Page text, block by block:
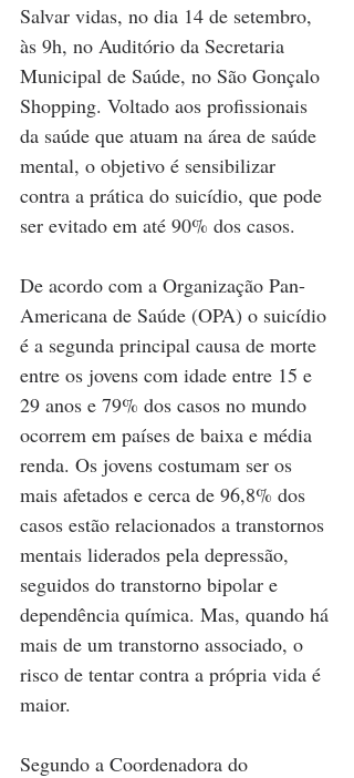
Salvar vidas, no dia 14 de setembro,
às 9h, no Auditório da Secretaria
Municipal de Saúde, no São Gonçalo
Shopping. Voltado aos profissionais
da saúde que atuam na área de saúde
mental, o objetivo é sensibilizar
contra a prática do suicídio, que pode
ser evitado em até 90% dos casos.
De acordo com a Organização Pan-
Americana de Saúde (OPA) o suicídio
é a segunda principal causa de morte
entre os jovens com idade entre 15 e
29 anos e 79% dos casos no mundo
ocorrem em países de baixa e média
renda. Os jovens costumam ser os
mais afetados e cerca de 96,8% dos
casos estão relacionados a transtornos
mentais liderados pela depressão,
seguidos do transtorno bipolar e
dependência química. Mas, quando há
mais de um transtorno associado, o
risco de tentar contra a própria vida é
maior.
Segundo a Coordenadora do